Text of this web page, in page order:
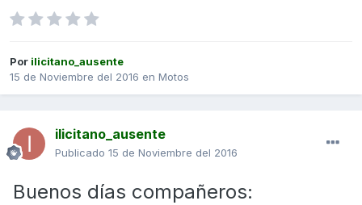
Por ilicitano_ausente
15 de Noviembre del 2016 en Motos
ilicitano_ausente
Publicado 15 de Noviembre del 2016
Buenos días compañeros: